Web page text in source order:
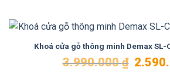
Khoá cửa gỗ thông minh Demax SL-
3.990.000₫
Giá